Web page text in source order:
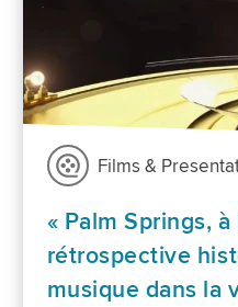
Films &
« Palm Springs,
rétrospective
musique dans la